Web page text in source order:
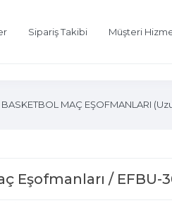
Sipariş Takibi Müşteri
BASKETBOL MAÇ EŞOFMANLARI
Eşofmanları / EFBU-